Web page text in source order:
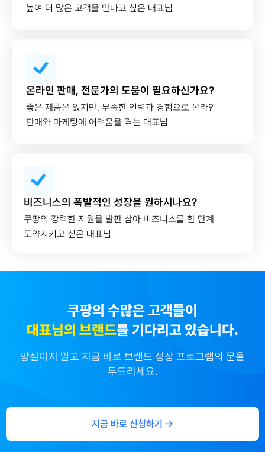
높여 더 많은 고객을 만나고 싶은 대표님
온라인 판매, 전문가의 도움이 필요하신가요?
좋은 제품은 있지만, 부족한 인력과 경험으로 온라인
판매와 마케팅에 어려움을 겪는 대표님
비즈니스의 폭발적인 성장을 원하시나요?
쿠팡의 강력한 지원을 발판 삼아 비즈니스를 한 단계
도약시키고 싶은 대표님
쿠팡의 수많은 고객들이
대표님의 브랜드를 기다리고 있습니다.
망설이지 말고 지금 바로 브랜드 성장 프로그램의 문을
두드리세요.
지금 바로 신청하기 →